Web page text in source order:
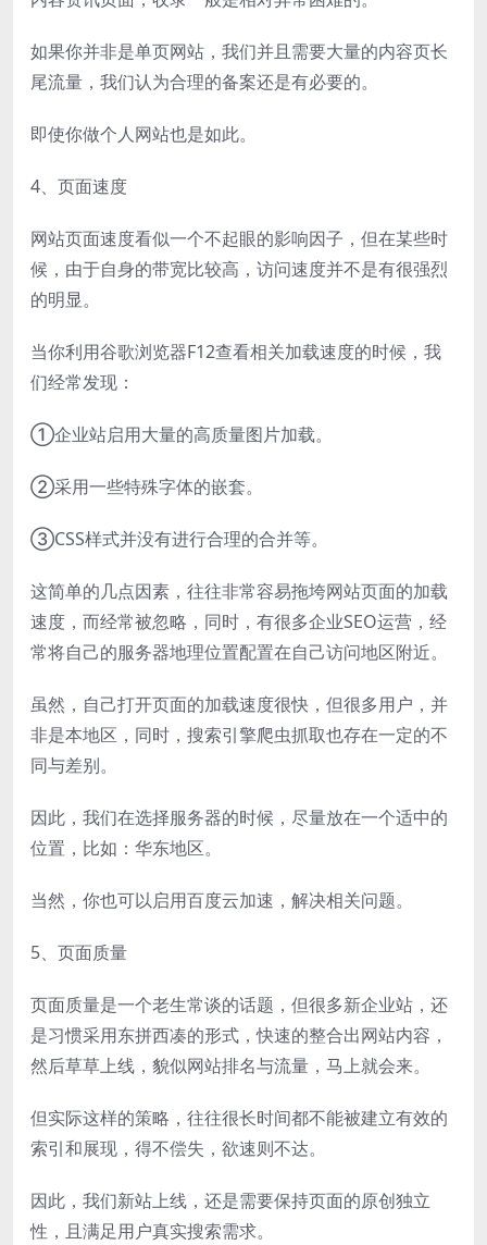
如果你并非是单页网站，我们并且需要大量的内容页长
尾流量，我们认为合理的备案还是有必要的。
即使你做个人网站也是如此。
4、页面速度
网站页面速度看似一个不起眼的影响因子，但在某些时
候，由于自身的带宽比较高，访问速度并不是有很强烈
的明显。
当你利用谷歌浏览器F12查看相关加载速度的时候，我
们经常发现：
①企业站启用大量的高质量图片加载。
②采用一些特殊字体的嵌套。
③CSS样式并没有进行合理的合并等。
这简单的几点因素，往往非常容易拖垮网站页面的加载
速度，而经常被忽略，同时，有很多企业SEO运营，经
常将自己的服务器地理位置配置在自己访问地区附近。
虽然，自己打开页面的加载速度很快，但很多用户，并
非是本地区，同时，搜索引擎爬虫抓取也存在一定的不
同与差别。
因此，我们在选择服务器的时候，尽量放在一个适中的
位置，比如：华东地区。
当然，你也可以启用百度云加速，解决相关问题。
5、页面质量
页面质量是一个老生常谈的话题，但很多新企业站，还
是习惯采用东拼西凑的形式，快速的整合出网站内容，
然后草草上线，貌似网站排名与流量，马上就会来。
但实际这样的策略，往往很长时间都不能被建立有效的
索引和展现，得不偿失，欲速则不达。
因此，我们新站上线，还是需要保持页面的原创独立
性，且满足用户真实搜索需求。